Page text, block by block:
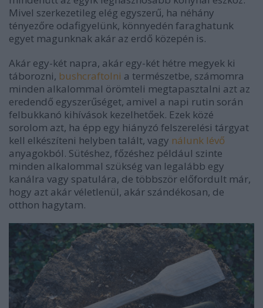
Mivel szerkezetileg elég egyszerű, ha néhány
tényezőre odafigyelünk, könnyedén faraghatunk
egyet magunknak akár az erdő közepén is.
Akár egy-két napra, akár egy-két hétre megyek ki
táborozni, bushcraftolni a természetbe, számomra
minden alkalommal örömteli megtapasztalni azt az
eredendő egyszerűséget, amivel a napi rutin során
felbukkanó kihívások kezelhetőek. Ezek közé
sorolom azt, ha épp egy hiányzó felszerelési tárgyat
kell elkészíteni helyben talált, vagy nálunk lévő
anyagokból. Sütéshez, főzéshez például szinte
minden alkalommal szükség van legalább egy
kanálra vagy spatulára, de többször előfordult már,
hogy azt akár véletlenül, akár szándékosan, de
otthon hagytam.